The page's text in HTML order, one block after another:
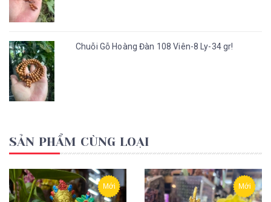
Chuỗi Gỗ Hoàng Đàn 108 Viên-8 Ly-34 gr!
SẢN PHẨM CÙNG LOẠI
Mới Mới